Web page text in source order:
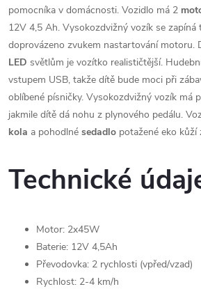
pomocníka v domácnosti. Vozidlo má 2
12V 4,5 Ah. Vysokozdvižný vozík se zapíná
doprovázeno zvukem nastartování motoru.
LED světlům je vozítko realističtější.
vstupem USB, takže dítě bude moci při
oblíbené písničky. Vysokozdvižný vozík má
jakmile dítě dá nohu z plynového pedálu.
kola a pohodlné sedadlo potažené eko
Technické
Motor: 2x45W
Baterie: 12V 4,5Ah
Převodovka: 2 rychlosti (vpřed/vzad)
Rychlost: 2-4 km/h